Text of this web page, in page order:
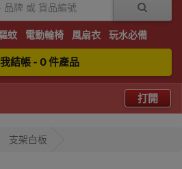
蚊 電動輪椅 風扇衣 玩水必備
結帳 - 0 件產品
打開
支架白板